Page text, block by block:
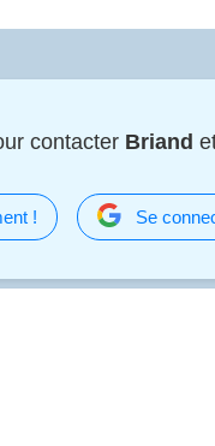
contacter Briand
! Se